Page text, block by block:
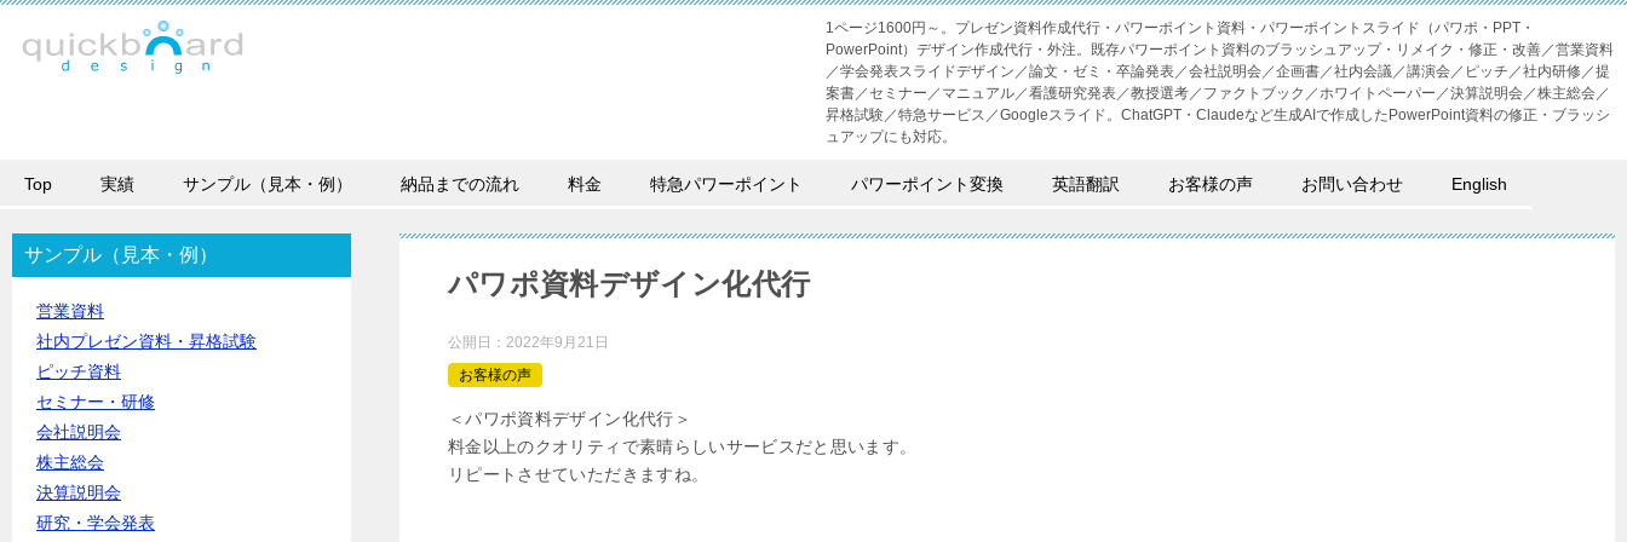
1ページ1600円～。プレゼン資料作成代行・パワーポイント資料・パワーポイントスライド（パワポ・PPT・
PowerPoint）デザイン作成代行・外注。既存パワーポイント資料のブラッシュアップ・リメイク・修正・改善／営業資料
／学会発表スライドデザイン／論文・ゼミ・卒論発表／会社説明会／企画書／社内会議／講演会／ピッチ／社内研修／提
案書／セミナー／マニュアル／看護研究発表／教授選考／ファクトブック／ホワイトペーパー／決算説明会／株主総会／
昇格試験／特急サービス／Googleスライド。ChatGPT・Claudeなど生成AIで作成したPowerPoint資料の修正・ブラッシ
ュアップにも対応。
Top 実績 サンプル（見本・例） 納品までの流れ 料金 特急パワーポイント パワーポイント変換 英語翻訳 お客様の声 お問い合わせ English
パワポ資料デザイン化代行
公開日： 2022年9月21日
お客様の声
＜パワポ資料デザイン化代行＞
料金以上のクオリティで素晴らしいサービスだと思います。
リピートさせていただきますね。
サンプル（見本・例）
営業資料
社内プレゼン資料・昇格試験
ピッチ資料
セミナー・研修
会社説明会
株主総会
決算説明会
研究・学会発表